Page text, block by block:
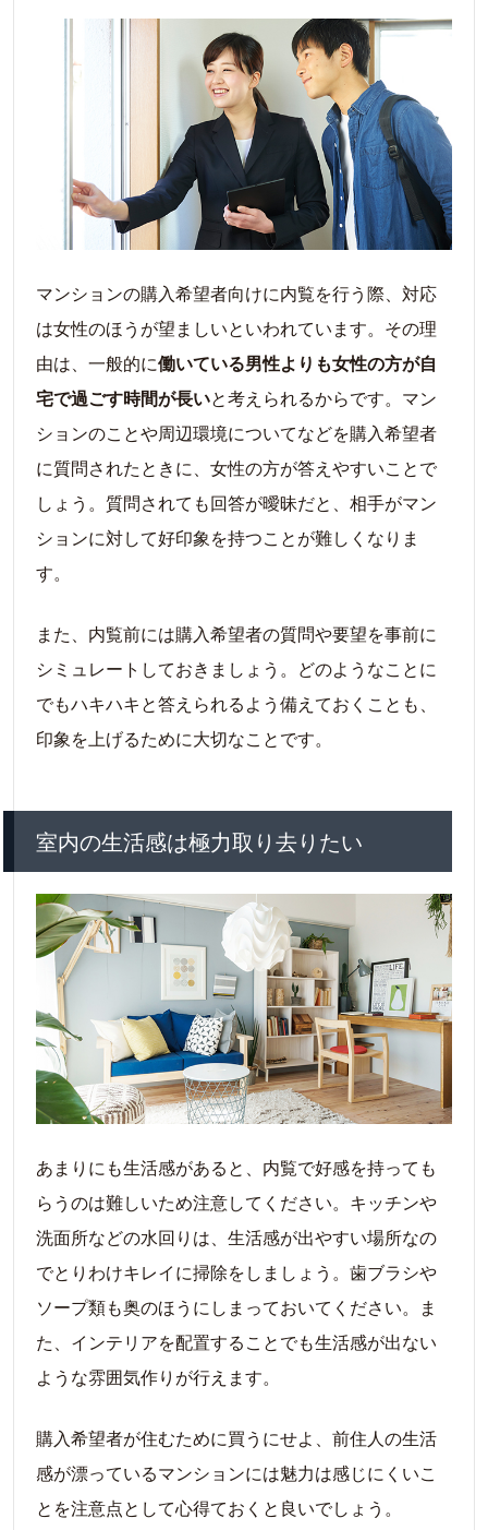
マンションの購入希望者向けに内覧を行う際、対応
は女性のほうが望ましいといわれています。その理
由は、一般的に働いている男性よりも女性の方が自
宅で過ごす時間が長いと考えられるからです。マン
ションのことや周辺環境についてなどを購入希望者
に質問されたときに、女性の方が答えやすいことで
しょう。質問されても回答が曖昧だと、相手がマン
ションに対して好印象を持つことが難しくなりま
す。
また、内覧前には購入希望者の質問や要望を事前に
シミュレートしておきましょう。どのようなことに
でもハキハキと答えられるよう備えておくことも、
印象を上げるために大切なことです。
室内の生活感は極力取り去りたい
あまりにも生活感があると、内覧で好感を持っても
らうのは難しいため注意してください。キッチンや
洗面所などの水回りは、生活感が出やすい場所なの
でとりわけキレイに掃除をしましょう。歯ブラシや
ソープ類も奥のほうにしまっておいてください。ま
た、インテリアを配置することでも生活感が出ない
ような雰囲気作りが行えます。
購入希望者が住むために買うにせよ、前住人の生活
感が漂っているマンションには魅力は感じにくいこ
とを注意点として心得ておくと良いでしょう。